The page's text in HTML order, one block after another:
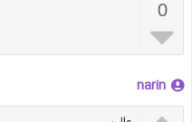
0

narin